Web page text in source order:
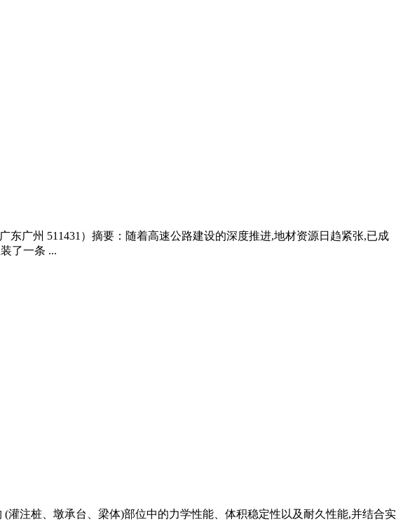
广州 511431）摘要：随着高速公路建设的深度推进,地材资源日趋紧张,已成
了一条 ...
注桩、墩承台、梁体)部位中的力学性能、体积稳定性以及耐久性能,并结合实